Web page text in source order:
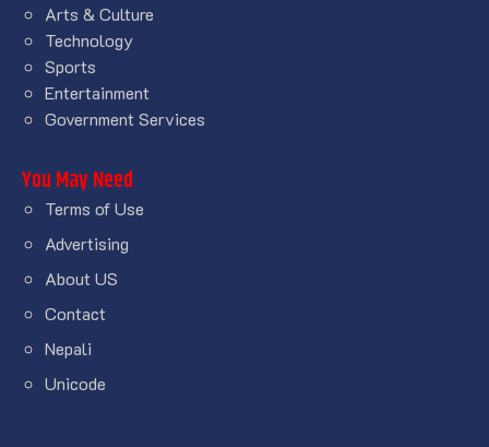
Arts & Culture
Technology
Sports
Entertainment
Government Services
You May Need
Terms of Use
Advertising
About US
Contact
Nepali
Unicode